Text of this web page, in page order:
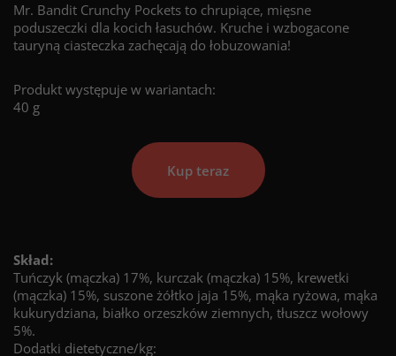
Mr. Bandit Crunchy Pockets to chrupiące, mięsne
poduszeczki dla kocich łasuchów. Kruche i wzbogacone
tauryną ciasteczka zachęcają do łobuzowania!
Produkt występuje w wariantach:
40 g
Kup teraz
Skład:
Tuńczyk (mączka) 17%, kurczak (mączka) 15%, krewetki
(mączka) 15%, suszone żółtko jaja 15%, mąka ryżowa, mąka
kukurydziana, białko orzeszków ziemnych, tłuszcz wołowy
5%.
Dodatki dietetyczne/kg: